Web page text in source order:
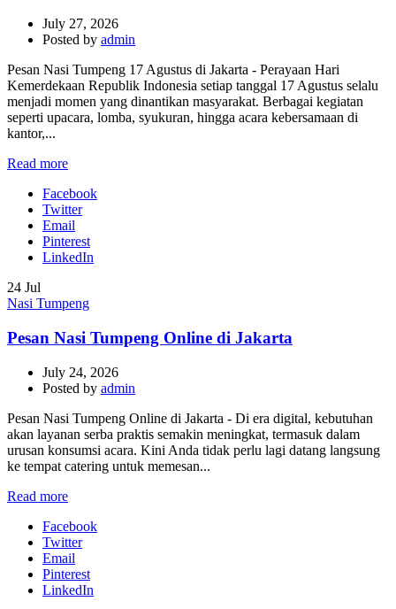
July 27, 2026
Posted by admin
Pesan Nasi Tumpeng 17 Agustus di Jakarta - Perayaan Hari
Kemerdekaan Republik Indonesia setiap tanggal 17 Agustus selalu
menjadi momen yang dinantikan masyarakat. Berbagai kegiatan
seperti upacara, lomba, syukuran, hingga acara kebersamaan di
kantor,...
Read more
Facebook
Twitter
Email
Pinterest
LinkedIn
24 Jul
Nasi Tumpeng
Pesan Nasi Tumpeng Online di Jakarta
July 24, 2026
Posted by admin
Pesan Nasi Tumpeng Online di Jakarta - Di era digital, kebutuhan
akan layanan serba praktis semakin meningkat, termasuk dalam
urusan konsumsi acara. Kini Anda tidak perlu lagi datang langsung
ke tempat catering untuk memesan...
Read more
Facebook
Twitter
Email
Pinterest
LinkedIn